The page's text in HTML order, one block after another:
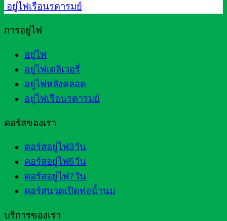
อยู่ไฟเรือนรดารมย์
การอยู่ไฟ
อยู่ไฟ
อยู่ไฟเดลิเวอรี่
อยู่ไฟหลังคลอด
อยู่ไฟเรือนรดารมย์
คอร์สของเรา
คอร์สอยู่ไฟ3วัน
คอร์สอยู่ไฟ5วัน
คอร์สอยู่ไฟ7วัน
คอร์สนวดเปิดท่อน้ำนม
บริการของเรา